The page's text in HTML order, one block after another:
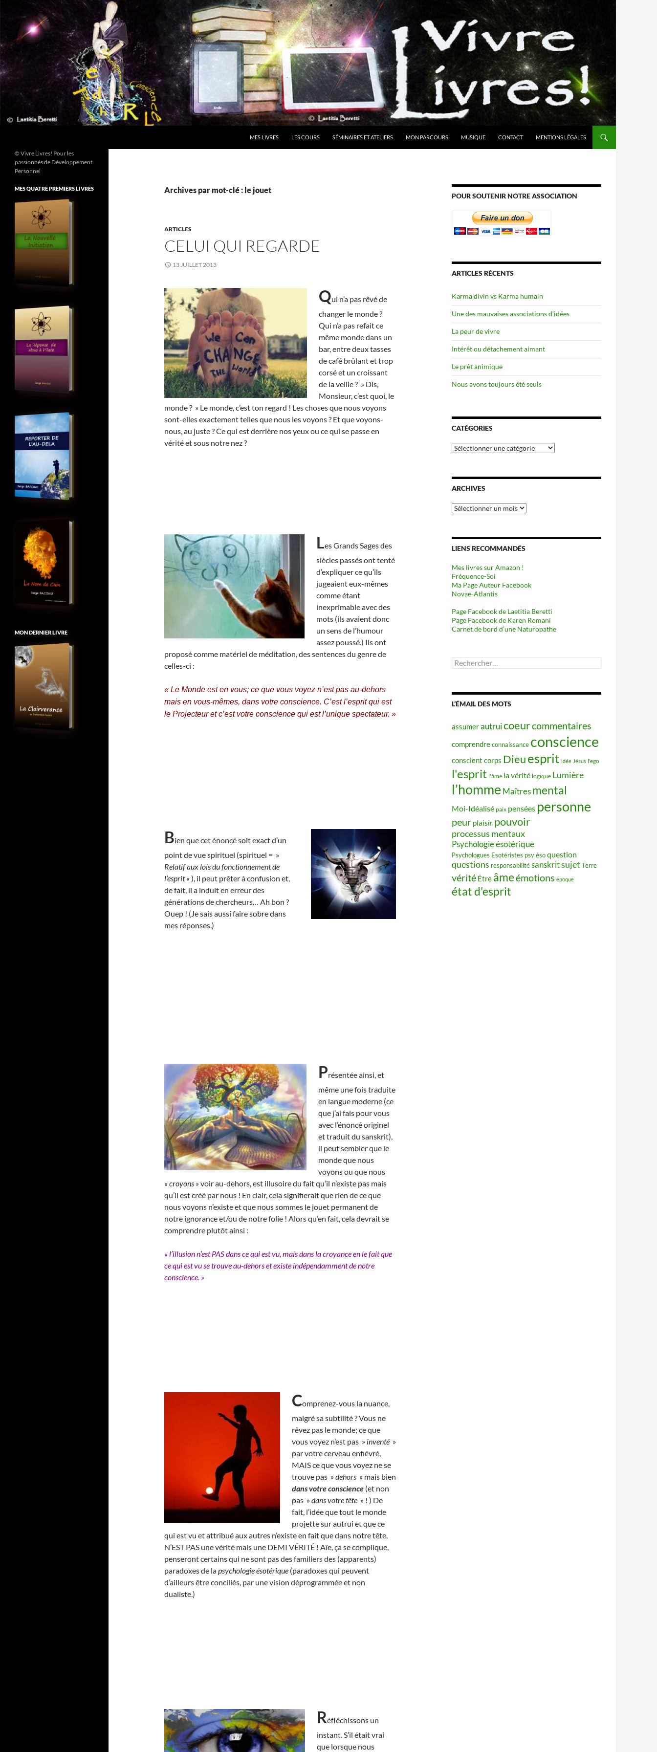
contenu
MES LIVRES LES COURS SÉMINAIRES ET ATELIERS MON PARCOURS MUSIQUE CONTACT MENTIONS LÉGALES
Archives par mot-clé : le jouet
ARTICLES
CELUI QUI REGARDE
13 JUILLET 2013
Qui n’a pas rêvé de
changer le monde ?
Qui n’a pas refait ce
même monde dans un
bar, entre deux tasses
de café brûlant et trop
corsé et un croissant
de la veille ? » Dis,
Monsieur, c’est quoi, le
monde ? » Le monde, c’est ton regard ! Les choses que nous voyons
sont-elles exactement telles que nous les voyons ? Et que voyons-
nous, au juste ? Ce qui est derrière nos yeux ou ce qui se passe en
vérité et sous notre nez ?
Les Grands Sages des
siècles passés ont tenté
d’expliquer ce qu’ils
jugeaient eux-mêmes
comme étant
inexprimable avec des
mots (ils avaient donc
un sens de l’humour
assez poussé.) Ils ont
proposé comme matériel de méditation, des sentences du genre de
celles-ci :
« Le Monde est en vous; ce que vous voyez n’est pas au-dehors
mais en vous-mêmes, dans votre conscience. C’est l’esprit qui est
le Projecteur et c’est votre conscience qui est l’unique spectateur. »
Bien que cet énoncé soit exact d’un
point de vue spirituel (spirituel = »
Relatif aux lois du fonctionnement de
l’esprit« ), il peut prêter à confusion et,
de fait, il a induit en erreur des
générations de chercheurs… Ah bon ?
Ouep ! (Je sais aussi faire sobre dans
mes réponses.)
Présentée ainsi, et
même une fois traduite
en langue moderne (ce
que j’ai fais pour vous
avec l’énoncé originel
et traduit du sanskrit),
il peut sembler que le
monde que nous
voyons ou que nous
« croyons » voir au-dehors, est illusoire du fait qu’il n’existe pas mais
qu’il est créé par nous ! En clair, cela signifierait que rien de ce que
nous voyons n’existe et que nous sommes le jouet permanent de
notre ignorance et/ou de notre folie ! Alors qu’en fait, cela devrait se
comprendre plutôt ainsi :
« l’illusion n’est PAS dans ce qui est vu, mais dans la croyance en le fait que
ce qui est vu se trouve au-dehors et existe indépendamment de notre
conscience. »
Comprenez-vous la nuance,
malgré sa subtilité ? Vous ne
rêvez pas le monde; ce que
vous voyez n’est pas » inventé »
par votre cerveau enfiévré,
MAIS ce que vous voyez ne se
trouve pas »dehors » mais bien
dans votre conscience (et non
pas »dans votre tête » ! ) De
fait, l’idée que tout le monde
projette sur autrui et que ce
qui est vu et attribué aux autres n’existe en fait que dans notre tête,
N’EST PAS une vérité mais une DEMI VÉRITÉ ! Aïe, ça se complique,
penseront certains qui ne sont pas des familiers des (apparents)
paradoxes de lapsychologie ésotérique (paradoxes qui peuvent
d’ailleurs être conciliés, par une vision déprogrammée et non
dualiste.)
Réfléchissons un
instant. S’il était vrai
que lorsque nous
POUR SOUTENIR NOTRE ASSOCIATION
ARTICLES RÉCENTS
Karma divin vs Karma humain
Une des mauvaises associations d’idées
La peur de vivre
Intérêt ou détachement aimant
Le prêt animique
Nous avons toujours été seuls
CATÉGORIES
Catégories
ARCHIVES
Archives
LIENS RECOMMANDÉS
Mes livres sur Amazon !
Fréquence-Soi
Ma Page Auteur Facebook
Novae-Atlantis
Page Facebook de Laetitia Beretti
Page Facebook de Karen Romani
Carnet de bord d’une Naturopathe
Rechercher :
L’ÉMAIL DES MOTS
assumerautruicoeurcommentaires
comprendreconnaissance conscience
conscient corps Dieuesprit idée Jésus l'ego
l'esprit l'âme la vérité logique Lumière
l’homme Maîtres mental
Moi-Idéalisé paix pensées personne
peur plaisir pouvoir
processus mentaux
Psychologie ésotérique
Psychologues Esotéristes psy ésoquestion
questions responsabilitésanskritsujet Terre
vérité Être âmeémotions époque
état d'esprit
© Vivre Livres! Pour les
passionnés de Développement
Personnel
MES QUATRE PREMIERS LIVRES
MON DERNIER LIVRE